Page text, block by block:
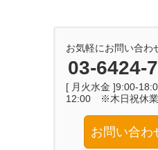
お気軽にお問い合わ
03-6424-
[ 月火水金 ]9:00-
12:00 ※木日祝休業
お問い合わ